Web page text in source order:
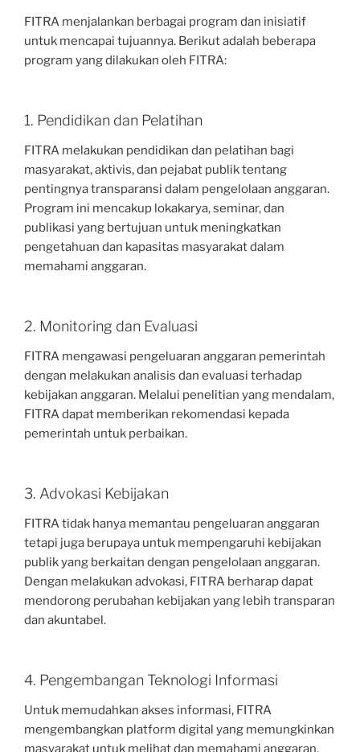
FITRA menjalankan berbagai program dan inisiatif
untuk mencapai tujuannya. Berikut adalah beberapa
program yang dilakukan oleh FITRA:
1. Pendidikan dan Pelatihan
FITRA melakukan pendidikan dan pelatihan bagi
masyarakat, aktivis, dan pejabat publik tentang
pentingnya transparansi dalam pengelolaan anggaran.
Program ini mencakup lokakarya, seminar, dan
publikasi yang bertujuan untuk meningkatkan
pengetahuan dan kapasitas masyarakat dalam
memahami anggaran.
2. Monitoring dan Evaluasi
FITRA mengawasi pengeluaran anggaran pemerintah
dengan melakukan analisis dan evaluasi terhadap
kebijakan anggaran. Melalui penelitian yang mendalam,
FITRA dapat memberikan rekomendasi kepada
pemerintah untuk perbaikan.
3. Advokasi Kebijakan
FITRA tidak hanya memantau pengeluaran anggaran
tetapi juga berupaya untuk mempengaruhi kebijakan
publik yang berkaitan dengan pengelolaan anggaran.
Dengan melakukan advokasi, FITRA berharap dapat
mendorong perubahan kebijakan yang lebih transparan
dan akuntabel.
4. Pengembangan Teknologi Informasi
Untuk memudahkan akses informasi, FITRA
mengembangkan platform digital yang memungkinkan
masyarakat untuk melihat dan memahami anggaran.